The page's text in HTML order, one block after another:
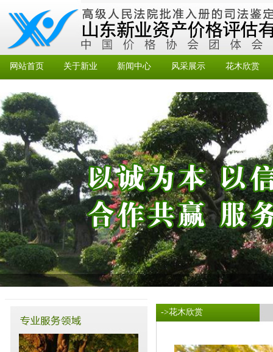
网站首页 关于新业 新闻中心 风采展示 花木欣赏
->花木欣赏